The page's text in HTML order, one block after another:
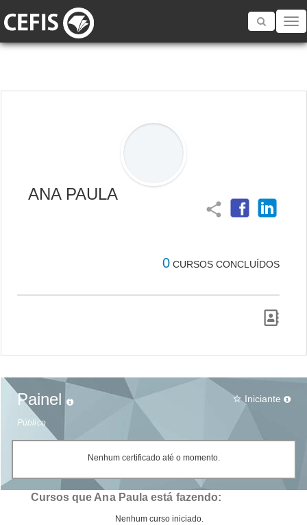
Toggle
ANA PAULA
share
0 CURSOS CONCLUÍDOS
Painel
Público
star_border Iniciante
Nenhum certificado até o momento.
Cursos que Ana Paula está fazendo:
Nenhum curso iniciado.